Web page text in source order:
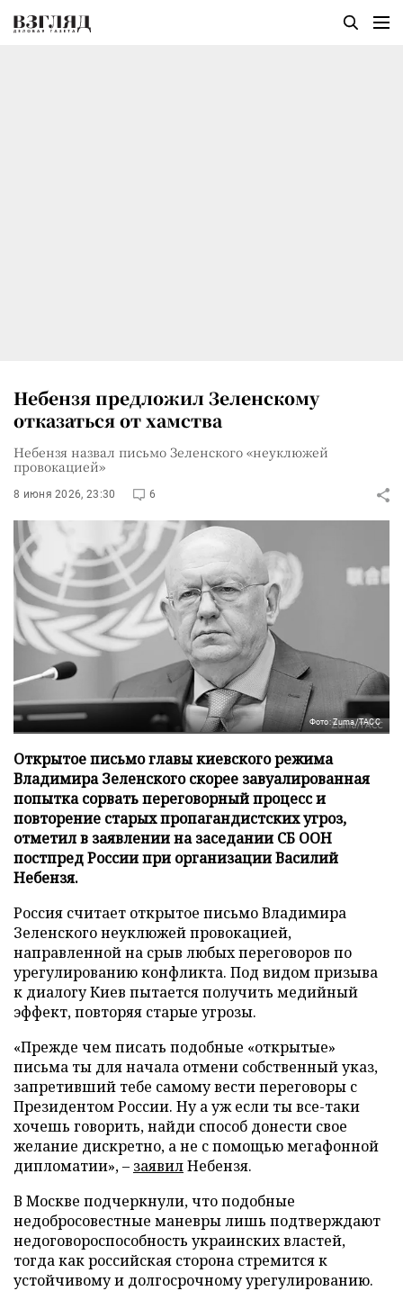
Небензя предложил Зеленскому
отказаться от хамства
Небензя назвал письмо Зеленского «неуклюжей
провокацией»
8 июня 2026, 23:30 6
Фото: Zuma/ТАСС
Открытое письмо главы киевского режима
Владимира Зеленского скорее завуалированная
попытка сорвать переговорный процесс и
повторение старых пропагандистских угроз,
отметил в заявлении на заседании СБ ООН
постпред России при организации Василий
Небензя.
Россия считает открытое письмо Владимира
Зеленского неуклюжей провокацией,
направленной на срыв любых переговоров по
урегулированию конфликта. Под видом призыва
к диалогу Киев пытается получить медийный
эффект, повторяя старые угрозы.
«Прежде чем писать подобные «открытые»
письма ты для начала отмени собственный указ,
запретивший тебе самому вести переговоры с
Президентом России. Ну а уж если ты все-таки
хочешь говорить, найди способ донести свое
желание дискретно, а не с помощью мегафонной
дипломатии», – заявилНебензя.
В Москве подчеркнули, что подобные
недобросовестные маневры лишь подтверждают
недоговороспособность украинских властей,
тогда как российская сторона стремится к
устойчивому и долгосрочному урегулированию.